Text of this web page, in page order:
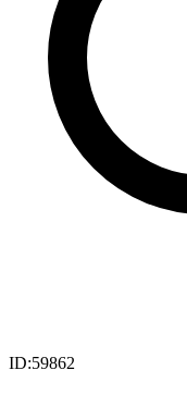
ID:59862